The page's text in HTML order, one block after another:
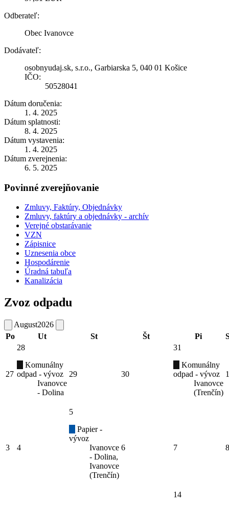
Odberateľ:
Obec Ivanovce
Dodávateľ:
osobnyudaj.sk, s.r.o., Garbiarska 5, 040 01 Košice
IČO:
50528041
Dátum doručenia:
1. 4. 2025
Dátum splatnosti:
8. 4. 2025
Dátum vystavenia:
1. 4. 2025
Dátum zverejnenia:
6. 5. 2025
Povinné zverejňovanie
Zmluvy, Faktúry, Objednávky
Zmluvy, faktúry a objednávky - archív
Verejné obstarávanie
VZN
Zápisnice
Uznesenia obce
Hospodárenie
Úradná tabuľa
Kanalizácia
Zvoz odpadu
August2026
Po
Ut St Št Pi
27
28
Komunálny
odpad - vývoz
Ivanovce
- Dolina
29 30
31
Komunálny
odpad - vývoz
Ivanovce
(Trenčín)
1
3 4
5
Papier -
vývoz
Ivanovce
- Dolina,
Ivanovce
(Trenčín)
6 7 8
14